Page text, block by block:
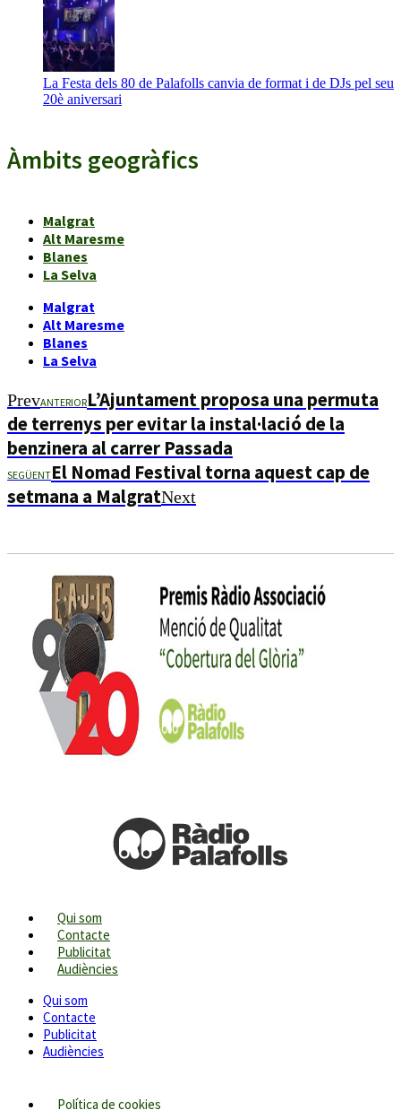
La Festa dels 80 de Palafolls canvia de format i de DJs pel seu
20è aniversari
Àmbits geogràfics
Malgrat
Alt Maresme
Blanes
La Selva
Malgrat
Alt Maresme
Blanes
La Selva
PrevANTERIORL’Ajuntament proposa una permuta
de terrenys per evitar la instal·lació de la
benzinera al carrer Passada
SEGÜENTEl Nomad Festival torna aquest cap de
setmana a MalgratNext
Qui som
Contacte
Publicitat
Audiències
Qui som
Contacte
Publicitat
Audiències
Política de cookies